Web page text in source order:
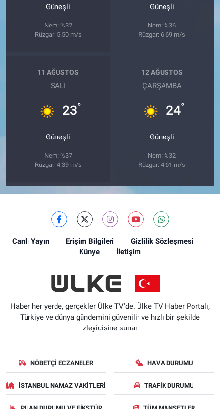
Güneşli
Nem: %32
Rüzgar: 5.50 m/s
Güneşli
Nem: %36
Rüzgar: 6.69 m/s
11 AĞUSTOS
SALI
23°
Güneşli
Nem: %37
Rüzgar: 4.39 m/s
12 AĞUSTOS
ÇARŞAMBA
24°
Güneşli
Nem: %32
Rüzgar: 4.61 m/s
Canlı Yayın Erişim Bilgileri
Gizlilik Sözleşmesi
Künye
İletişim
Haber her yerde, gerçekler Ülke TV'de. Ülke TV Haber Portalı,
Türkiye ve dünya gündemini güvenilir ve hızlı bir şekilde
izleyicisine sunar.
NÖBETÇI ECZANELER HAVA DURUMU
İSTANBUL NAMAZ VAKITLERI TRAFIK DURUMU